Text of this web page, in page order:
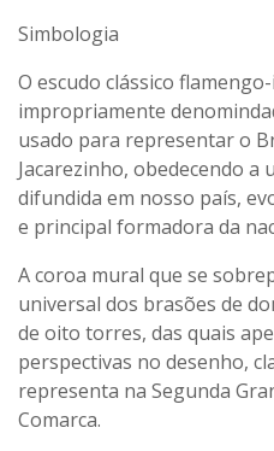
Simbologia
O escudo clássico
impropriamente
usado para representar o
Jacarezinho, obedecendo a
difundida em nosso país,
e principal formadora da
A coroa mural que se
universal dos brasões de
de oito torres, das quais
perspectivas no desenho,
representa na Segunda
Comarca.